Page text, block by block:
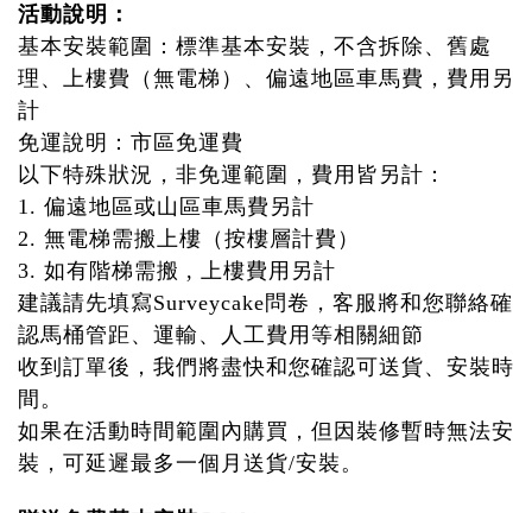
活動說明：
基本安裝範圍：標準基本安裝，不含拆除、舊處
理、上樓費（無電梯）、偏遠地區車馬費，費用另
計
免運說明：市區免運費
以下特殊狀況，非免運範圍，費用皆另計：
1. 偏遠地區或山區車馬費另計
2. 無電梯需搬上樓（按樓層計費）
3. 如有階梯需搬 , 上樓費用另計
建議請先填寫Surveycake問卷，客服將和您聯絡確
認馬桶管距、運輸、人工費用等相關細節
收到訂單後，我們將盡快和您確認可送貨、安裝時
間。
如果在活動時間範圍內購買，但因裝修暫時無法安
裝，可延遲最多一個月送貨/安裝。